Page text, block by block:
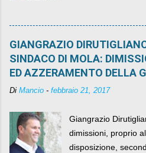
GIANGRAZIO
SINDACO DI MOLA:
ED AZZERAMENTO DELLA
Di Mancio - febbraio 21, 2017
Giangrazio
dimissioni, proprio
disposizione,